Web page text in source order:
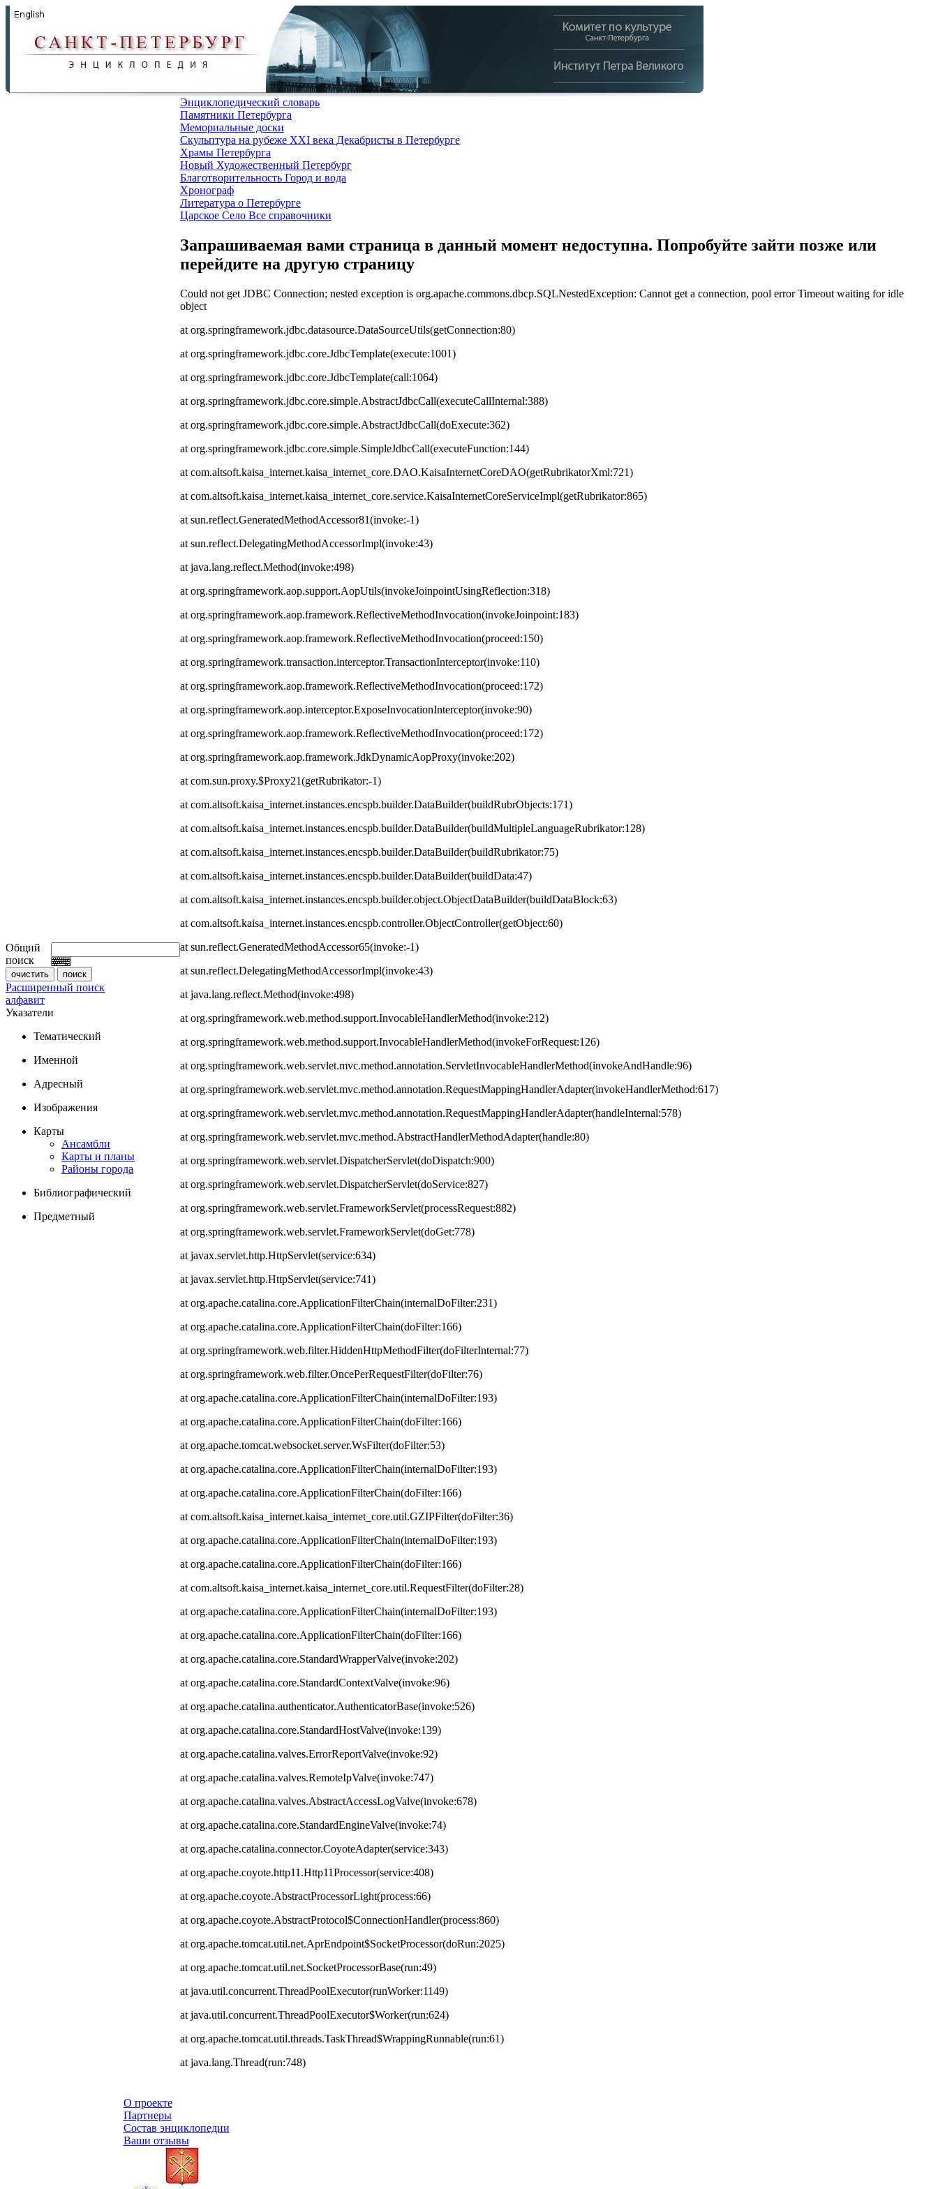
Общий
поиск
Расширенный поиск
алфавит
Указатели
Тематический
Именной
Адресный
Изображения
Карты
Ансамбли
Карты и планы
Районы города
Библиографический
Предметный
Энциклопедический словарь
Памятники Петербурга
Мемориальные доски
Скульптура на рубеже XXI века Декабристы в Петербурге
Храмы Петербурга
Новый Художественный Петербург
Благотворительность Город и вода
Хронограф
Литература о Петербурге
Царское Село Все справочники
Запрашиваемая вами страница в данный момент недоступна. Попробуйте зайти позже или
перейдите на другую страницу
Could not get JDBC Connection; nested exception is org.apache.commons.dbcp.SQLNestedException: Cannot get a connection, pool error Timeout waiting for idle
object
at org.springframework.jdbc.datasource.DataSourceUtils(getConnection:80)
at org.springframework.jdbc.core.JdbcTemplate(execute:1001)
at org.springframework.jdbc.core.JdbcTemplate(call:1064)
at org.springframework.jdbc.core.simple.AbstractJdbcCall(executeCallInternal:388)
at org.springframework.jdbc.core.simple.AbstractJdbcCall(doExecute:362)
at org.springframework.jdbc.core.simple.SimpleJdbcCall(executeFunction:144)
at com.altsoft.kaisa_internet.kaisa_internet_core.DAO.KaisaInternetCoreDAO(getRubrikatorXml:721)
at com.altsoft.kaisa_internet.kaisa_internet_core.service.KaisaInternetCoreServiceImpl(getRubrikator:865)
at sun.reflect.GeneratedMethodAccessor81(invoke:-1)
at sun.reflect.DelegatingMethodAccessorImpl(invoke:43)
at java.lang.reflect.Method(invoke:498)
at org.springframework.aop.support.AopUtils(invokeJoinpointUsingReflection:318)
at org.springframework.aop.framework.ReflectiveMethodInvocation(invokeJoinpoint:183)
at org.springframework.aop.framework.ReflectiveMethodInvocation(proceed:150)
at org.springframework.transaction.interceptor.TransactionInterceptor(invoke:110)
at org.springframework.aop.framework.ReflectiveMethodInvocation(proceed:172)
at org.springframework.aop.interceptor.ExposeInvocationInterceptor(invoke:90)
at org.springframework.aop.framework.ReflectiveMethodInvocation(proceed:172)
at org.springframework.aop.framework.JdkDynamicAopProxy(invoke:202)
at com.sun.proxy.$Proxy21(getRubrikator:-1)
at com.altsoft.kaisa_internet.instances.encspb.builder.DataBuilder(buildRubrObjects:171)
at com.altsoft.kaisa_internet.instances.encspb.builder.DataBuilder(buildMultipleLanguageRubrikator:128)
at com.altsoft.kaisa_internet.instances.encspb.builder.DataBuilder(buildRubrikator:75)
at com.altsoft.kaisa_internet.instances.encspb.builder.DataBuilder(buildData:47)
at com.altsoft.kaisa_internet.instances.encspb.builder.object.ObjectDataBuilder(buildDataBlock:63)
at com.altsoft.kaisa_internet.instances.encspb.controller.ObjectController(getObject:60)
at sun.reflect.GeneratedMethodAccessor65(invoke:-1)
at sun.reflect.DelegatingMethodAccessorImpl(invoke:43)
at java.lang.reflect.Method(invoke:498)
at org.springframework.web.method.support.InvocableHandlerMethod(invoke:212)
at org.springframework.web.method.support.InvocableHandlerMethod(invokeForRequest:126)
at org.springframework.web.servlet.mvc.method.annotation.ServletInvocableHandlerMethod(invokeAndHandle:96)
at org.springframework.web.servlet.mvc.method.annotation.RequestMappingHandlerAdapter(invokeHandlerMethod:617)
at org.springframework.web.servlet.mvc.method.annotation.RequestMappingHandlerAdapter(handleInternal:578)
at org.springframework.web.servlet.mvc.method.AbstractHandlerMethodAdapter(handle:80)
at org.springframework.web.servlet.DispatcherServlet(doDispatch:900)
at org.springframework.web.servlet.DispatcherServlet(doService:827)
at org.springframework.web.servlet.FrameworkServlet(processRequest:882)
at org.springframework.web.servlet.FrameworkServlet(doGet:778)
at javax.servlet.http.HttpServlet(service:634)
at javax.servlet.http.HttpServlet(service:741)
at org.apache.catalina.core.ApplicationFilterChain(internalDoFilter:231)
at org.apache.catalina.core.ApplicationFilterChain(doFilter:166)
at org.springframework.web.filter.HiddenHttpMethodFilter(doFilterInternal:77)
at org.springframework.web.filter.OncePerRequestFilter(doFilter:76)
at org.apache.catalina.core.ApplicationFilterChain(internalDoFilter:193)
at org.apache.catalina.core.ApplicationFilterChain(doFilter:166)
at org.apache.tomcat.websocket.server.WsFilter(doFilter:53)
at org.apache.catalina.core.ApplicationFilterChain(internalDoFilter:193)
at org.apache.catalina.core.ApplicationFilterChain(doFilter:166)
at com.altsoft.kaisa_internet.kaisa_internet_core.util.GZIPFilter(doFilter:36)
at org.apache.catalina.core.ApplicationFilterChain(internalDoFilter:193)
at org.apache.catalina.core.ApplicationFilterChain(doFilter:166)
at com.altsoft.kaisa_internet.kaisa_internet_core.util.RequestFilter(doFilter:28)
at org.apache.catalina.core.ApplicationFilterChain(internalDoFilter:193)
at org.apache.catalina.core.ApplicationFilterChain(doFilter:166)
at org.apache.catalina.core.StandardWrapperValve(invoke:202)
at org.apache.catalina.core.StandardContextValve(invoke:96)
at org.apache.catalina.authenticator.AuthenticatorBase(invoke:526)
at org.apache.catalina.core.StandardHostValve(invoke:139)
at org.apache.catalina.valves.ErrorReportValve(invoke:92)
at org.apache.catalina.valves.RemoteIpValve(invoke:747)
at org.apache.catalina.valves.AbstractAccessLogValve(invoke:678)
at org.apache.catalina.core.StandardEngineValve(invoke:74)
at org.apache.catalina.connector.CoyoteAdapter(service:343)
at org.apache.coyote.http11.Http11Processor(service:408)
at org.apache.coyote.AbstractProcessorLight(process:66)
at org.apache.coyote.AbstractProtocol$ConnectionHandler(process:860)
at org.apache.tomcat.util.net.AprEndpoint$SocketProcessor(doRun:2025)
at org.apache.tomcat.util.net.SocketProcessorBase(run:49)
at java.util.concurrent.ThreadPoolExecutor(runWorker:1149)
at java.util.concurrent.ThreadPoolExecutor$Worker(run:624)
at org.apache.tomcat.util.threads.TaskThread$WrappingRunnable(run:61)
at java.lang.Thread(run:748)
О проекте
Партнеры
Состав энциклопедии
Ваши отзывы